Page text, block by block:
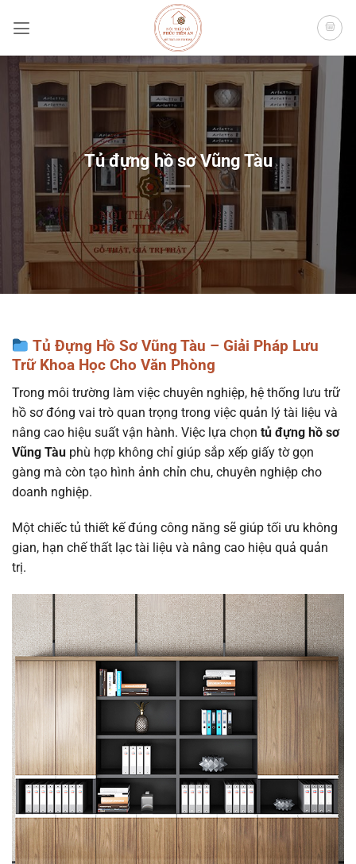
qua
dung
Tủ đựng hồ sơ Vũng Tàu
Tủ Đựng Hồ Sơ Vũng Tàu – Giải Pháp Lưu
Trữ Khoa Học Cho Văn Phòng
Trong môi trường làm việc chuyên nghiệp, hệ thống lưu trữ
hồ sơ đóng vai trò quan trọng trong việc quản lý tài liệu và
nâng cao hiệu suất vận hành. Việc lựa chọn tủ đựng hồ sơ
Vũng Tàu phù hợp không chỉ giúp sắp xếp giấy tờ gọn
gàng mà còn tạo hình ảnh chỉn chu, chuyên nghiệp cho
doanh nghiệp.
Một chiếc tủ thiết kế đúng công năng sẽ giúp tối ưu không
gian, hạn chế thất lạc tài liệu và nâng cao hiệu quả quản
trị.